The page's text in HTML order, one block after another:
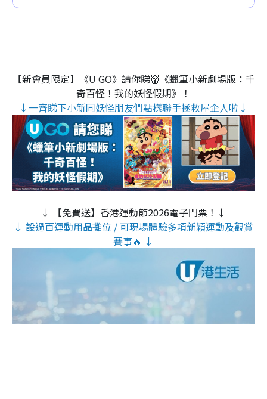
【新會員限定】《U GO》請你睇👹《蠟筆小新劇場版：千
奇百怪！我的妖怪假期》！
↓一齊睇下小新同妖怪朋友們點樣聯手拯救屋企人啦↓
↓ 【免費送】香港運動節2026電子門票！↓
↓ 設過百運動用品攤位 / 可現場體驗多項新穎運動及觀賞
賽事🔥 ↓